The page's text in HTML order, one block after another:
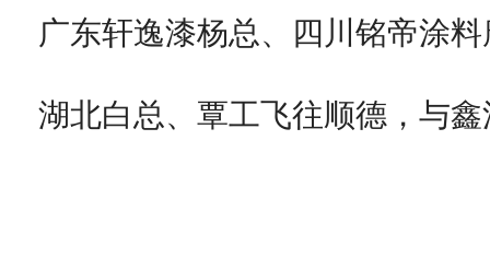
广东轩逸漆杨总、四川铭帝涂
湖北白总、覃工飞往顺德，与